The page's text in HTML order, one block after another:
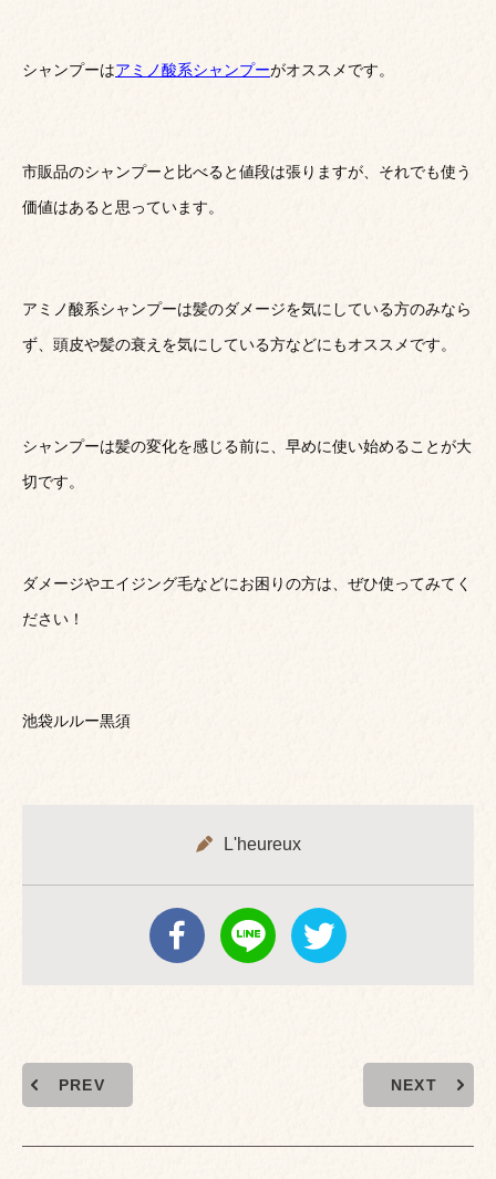
シャンプーはアミノ酸系シャンプーがオススメです。
市販品のシャンプーと比べると値段は張りますが、それでも使う
価値はあると思っています。
アミノ酸系シャンプーは髪のダメージを気にしている方のみなら
ず、頭皮や髪の衰えを気にしている方などにもオススメです。
シャンプーは髪の変化を感じる前に、早めに使い始めることが大
切です。
ダメージやエイジング毛などにお困りの方は、ぜひ使ってみてく
ださい！
池袋ルルー黒須
L'heureux
PREV NEXT